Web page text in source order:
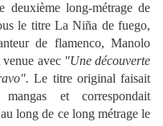
long-métrage de
le titre La Niña de fuego,
de flamenco, Manolo
avec "Une découverte
. Le titre original faisait
et correspondait
long de ce long métrage le